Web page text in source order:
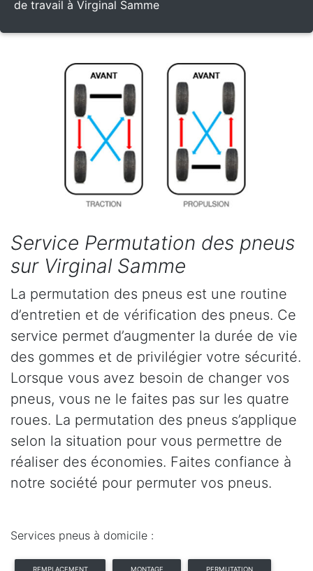
de travail à Virginal Samme
Service Permutation des pneus
sur Virginal Samme
La permutation des pneus est une routine
d’entretien et de vérification des pneus. Ce
service permet d’augmenter la durée de vie
des gommes et de privilégier votre sécurité.
Lorsque vous avez besoin de changer vos
pneus, vous ne le faites pas sur les quatre
roues. La permutation des pneus s’applique
selon la situation pour vous permettre de
réaliser des économies. Faites confiance à
notre société pour permuter vos pneus.
Services pneus à domicile :
REMPLACEMENT MONTAGE PERMUTATION